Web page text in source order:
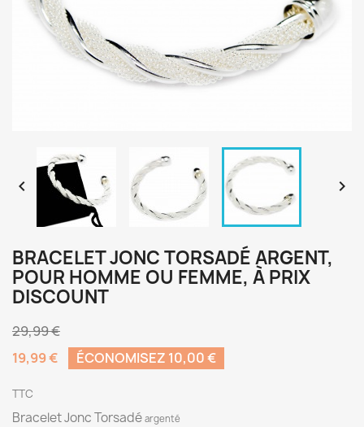
 
BRACELET JONC TORSADÉ ARGENT,
POUR HOMME OU FEMME, À PRIX
DISCOUNT
29,99 €
19,99 €
ÉCONOMISEZ 10,00 €
TTC
Bracelet Jonc Torsadé argenté